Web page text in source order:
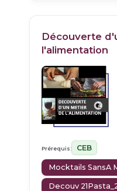
Découverte
l'alimentation
Prérequis: CEB
Mocktails SansA
Decouv